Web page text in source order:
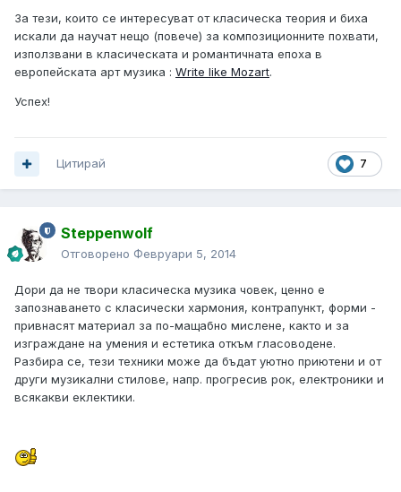
За тези, които се интересуват от класическа теория и биха
искали да научат нещо (повече) за композиционните похвати,
използвани в класическата и романтичната епоха в
европейската арт музика : Write like Mozart.
Успех!
7
Цитирай
Steppenwolf
Отговорено Февруари 5, 2014
Дори да не твори класическа музика човек, ценно е
запознаването с класически хармония, контрапункт, форми -
привнасят материал за по-мащабно мислене, както и за
изграждане на умения и естетика откъм гласоводене.
Разбира се, тези техники може да бъдат уютно приютени и от
други музикални стилове, напр. прогресив рок, електроники и
всякакви еклектики.